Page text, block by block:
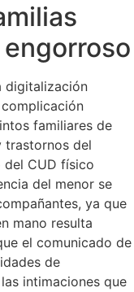
digitalización
familiares de
trastornos del
del CUD físico
del menor se
ya que
mano resulta
el comunicado de
de
intimaciones que